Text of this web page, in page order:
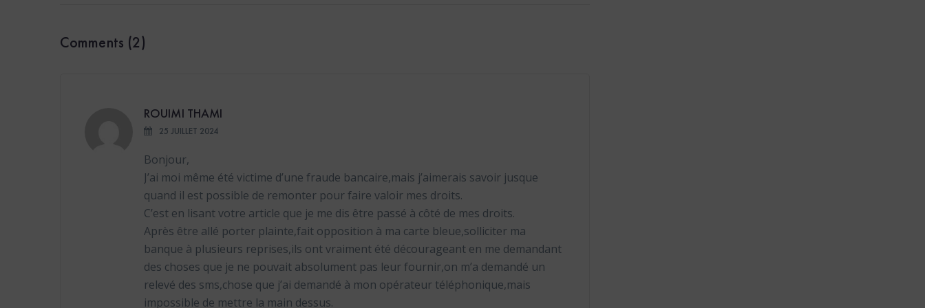
Comments (2)
ROUIMI THAMI
25 JUILLET 2024
Bonjour,
J’ai moi même été victime d’une fraude bancaire,mais j’aimerais savoir jusque
quand il est possible de remonter pour faire valoir mes droits.
C’est en lisant votre article que je me dis être passé à côté de mes droits.
Après être allé porter plainte,fait opposition à ma carte bleue,solliciter ma
banque à plusieurs reprises,ils ont vraiment été décourageant en me demandant
des choses que je ne pouvait absolument pas leur fournir,on m’a demandé un
relevé des sms,chose que j’ai demandé à mon opérateur téléphonique,mais
impossible de mettre la main dessus.